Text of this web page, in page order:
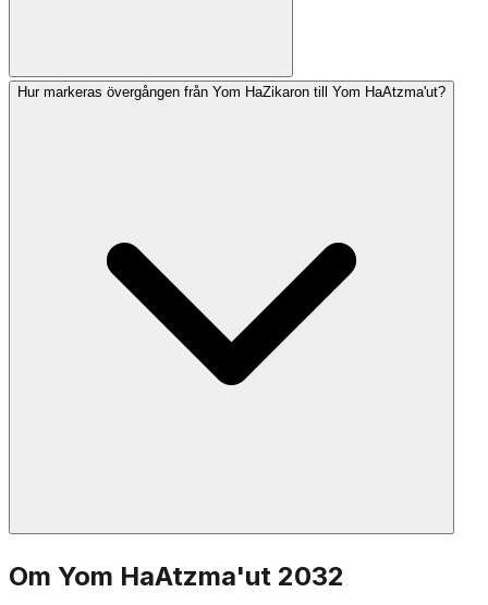
Hur markeras övergången från Yom HaZikaron till Yom HaAtzma'ut?
Vid mörkrets inbrott på Yom HaZikaron markerar en
ceremoni på Herzlberget övergången. Minnesfacklorna
Om Yom HaAtzma'ut 2032